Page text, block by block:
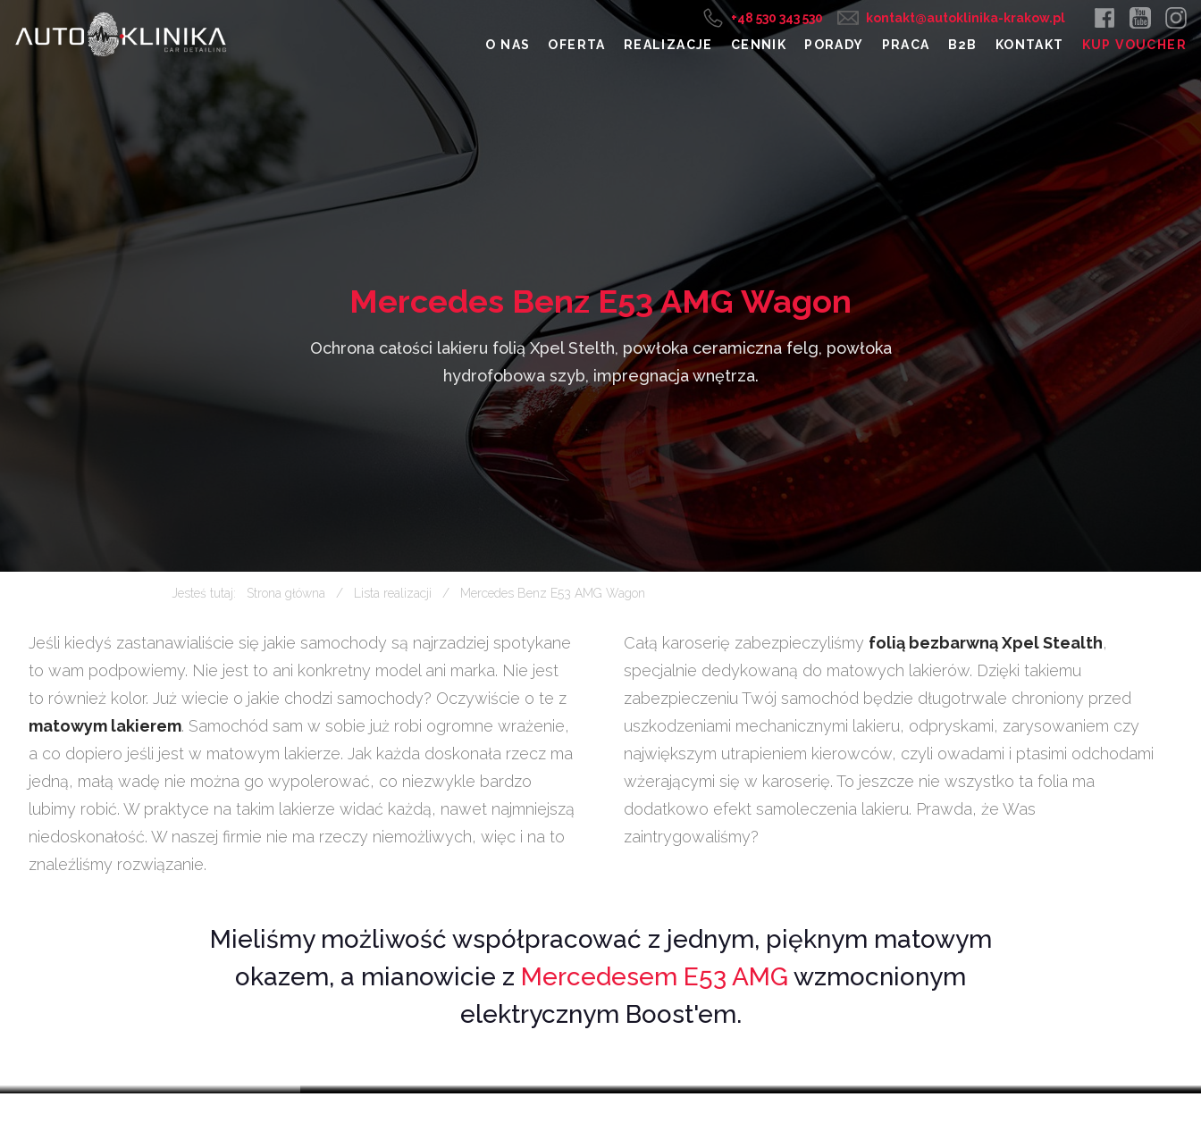
O NAS OFERTA REALIZACJE CENNIK PORADY PRACA B2B KONTAKT KUP VOUCHER
+48 530 343 530 kontakt@autoklinika-krakow.pl
Mercedes Benz E53 AMG Wagon
Ochrona całości lakieru folią Xpel Stelth, powłoka ceramiczna felg, powłoka
hydrofobowa szyb, impregnacja wnętrza.
Jesteś tutaj: Strona główna Lista realizacji Mercedes Benz E53 AMG Wagon
Jeśli kiedyś zastanawialiście się jakie samochody są najrzadziej spotykane
to wam podpowiemy. Nie jest to ani konkretny model ani marka. Nie jest
to również kolor. Już wiecie o jakie chodzi samochody? Oczywiście o te z
matowym lakierem. Samochód sam w sobie już robi ogromne wrażenie,
a co dopiero jeśli jest w matowym lakierze. Jak każda doskonała rzecz ma
jedną, małą wadę nie można go wypolerować, co niezwykle bardzo
lubimy robić. W praktyce na takim lakierze widać każdą, nawet najmniejszą
niedoskonałość. W naszej firmie nie ma rzeczy niemożliwych, więc i na to
znaleźliśmy rozwiązanie.
Całą karoserię zabezpieczyliśmy folią bezbarwną Xpel Stealth,
specjalnie dedykowaną do matowych lakierów. Dzięki takiemu
zabezpieczeniu Twój samochód będzie długotrwale chroniony przed
uszkodzeniami mechanicznymi lakieru, odpryskami, zarysowaniem czy
największym utrapieniem kierowców, czyli owadami i ptasimi odchodami
wżerającymi się w karoserię. To jeszcze nie wszystko ta folia ma
dodatkowo efekt samoleczenia lakieru. Prawda, że Was
zaintrygowaliśmy?
Mieliśmy możliwość współpracować z jednym, pięknym matowym
okazem, a mianowicie z Mercedesem E53 AMG wzmocnionym
elektrycznym Boost'em.